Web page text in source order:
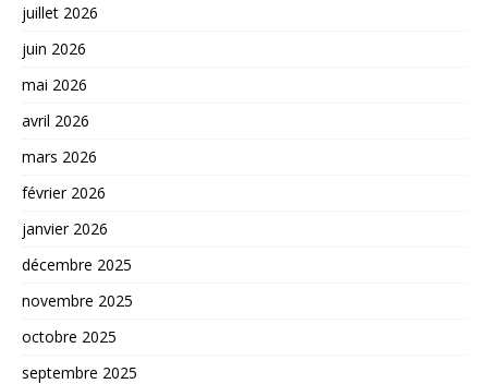
juillet 2026
juin 2026
mai 2026
avril 2026
mars 2026
février 2026
janvier 2026
décembre 2025
novembre 2025
octobre 2025
septembre 2025